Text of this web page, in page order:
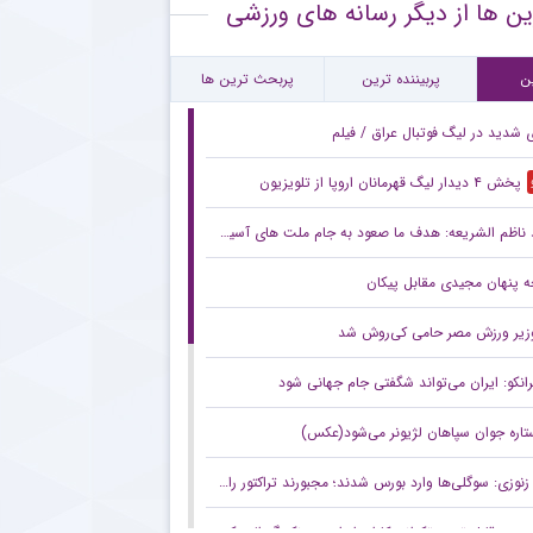
معنادار ستاره مصدوم پرسپولیس به شانس قهرمانی سرخ ها
جالب یحیی گل محمدی با سرمربی تیم ملی در حاشیه بازی پرسپولیس
ها از دیگر رسانه های ورزشی
پربیننده ترین پربحث ترین ها
شدید در لیگ فوتبال عراق / فیلم
پخش ۴ دیدار لیگ قهرمانان اروپا از تلویزیون
الشریعه: هدف ما صعود به جام ملت های آسیا است
پنهان مجیدی مقابل پیکان
ورزش مصر حامی کی‌روش شد
ایران می‌تواند شگفتی جام جهانی شود
جوان سپاهان لژیونر می‌شود(عکس)
زنوزی: سوگلی‌ها وارد بورس شدند؛ مجبورند تراکتور را هم به بورس ببرند/ بدهی‌های ما کمتر از ۲ میلیارد تومان است